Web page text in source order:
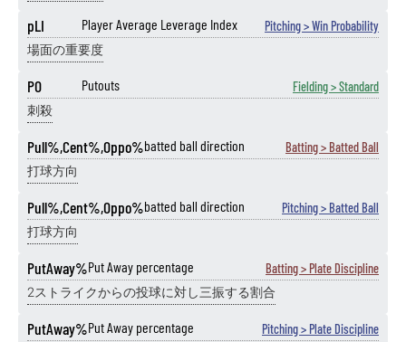
pLI Player Average Leverage Index Pitching > Win Probability
場面の重要度
PO Putouts Fielding > Standard
刺殺
Pull%,Cent%,Oppo%batted ball direction Batting > Batted Ball
打球方向
Pull%,Cent%,Oppo%batted ball direction Pitching > Batted Ball
打球方向
PutAway%Put Away percentage Batting > Plate Discipline
2ストライクからの投球に対し三振する割合
PutAway%Put Away percentage Pitching > Plate Discipline